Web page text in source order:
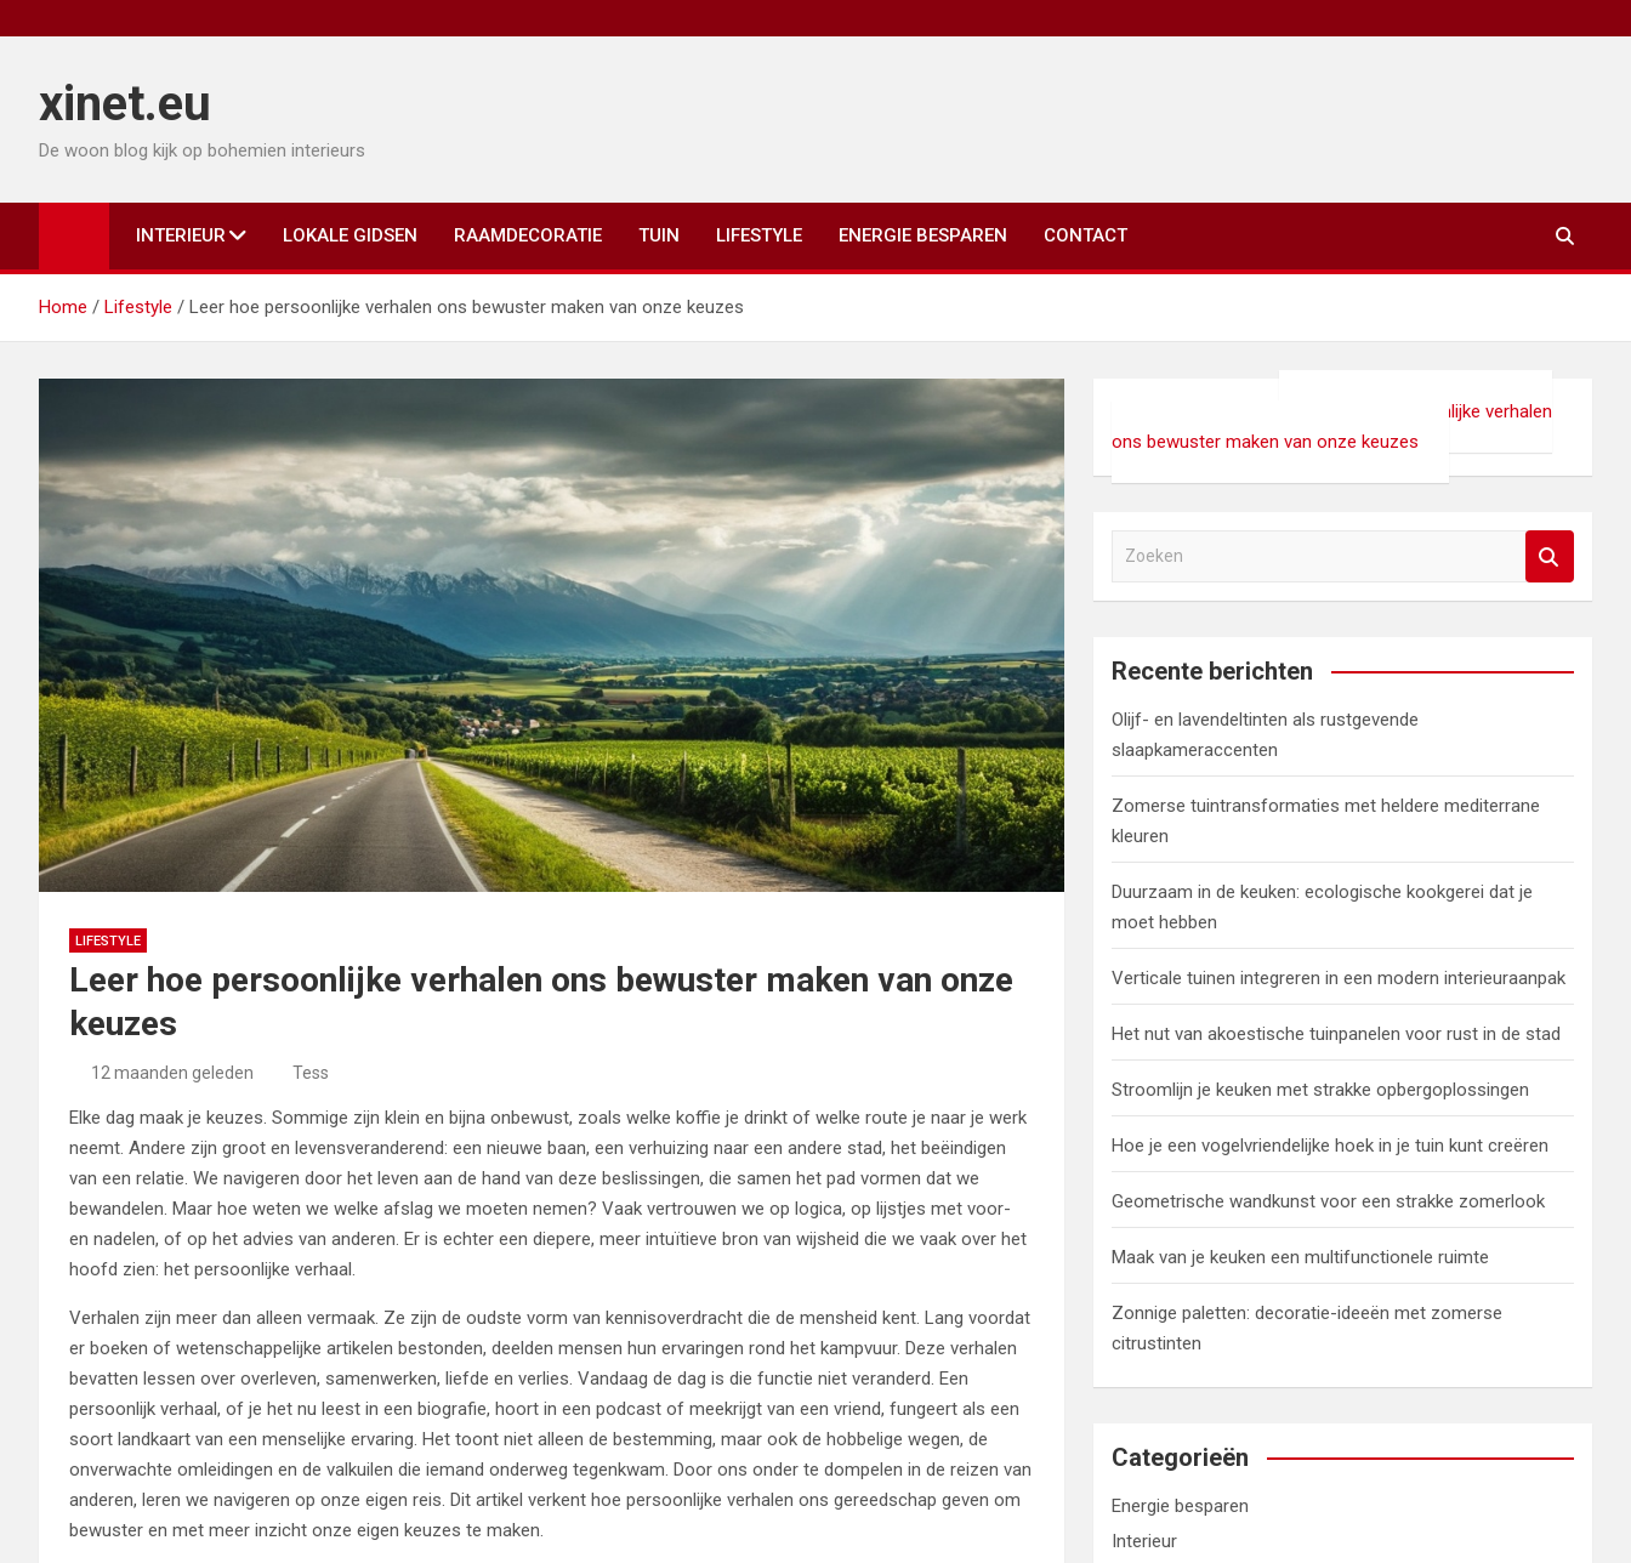
naar
inhoudxinet.eu
De woon blog kijk op bohemien interieurs
INTERIEUR LOKALE GIDSEN RAAMDECORATIE TUIN LIFESTYLE ENERGIE BESPAREN CONTACT
Home Lifestyle Leer hoe persoonlijke verhalen ons bewuster maken van onze keuzes
LIFESTYLE
Leer hoe persoonlijke verhalen ons bewuster maken van onze
keuzes
12 maanden geleden Tess
Elke dag maak je keuzes. Sommige zijn klein en bijna onbewust, zoals welke koffie je drinkt of welke route je naar je werk
neemt. Andere zijn groot en levensveranderend: een nieuwe baan, een verhuizing naar een andere stad, het beëindigen
van een relatie. We navigeren door het leven aan de hand van deze beslissingen, die samen het pad vormen dat we
bewandelen. Maar hoe weten we welke afslag we moeten nemen? Vaak vertrouwen we op logica, op lijstjes met voor-
en nadelen, of op het advies van anderen. Er is echter een diepere, meer intuïtieve bron van wijsheid die we vaak over het
hoofd zien: het persoonlijke verhaal.
Verhalen zijn meer dan alleen vermaak. Ze zijn de oudste vorm van kennisoverdracht die de mensheid kent. Lang voordat
er boeken of wetenschappelijke artikelen bestonden, deelden mensen hun ervaringen rond het kampvuur. Deze verhalen
bevatten lessen over overleven, samenwerken, liefde en verlies. Vandaag de dag is die functie niet veranderd. Een
persoonlijk verhaal, of je het nu leest in een biografie, hoort in een podcast of meekrijgt van een vriend, fungeert als een
soort landkaart van een menselijke ervaring. Het toont niet alleen de bestemming, maar ook de hobbelige wegen, de
onverwachte omleidingen en de valkuilen die iemand onderweg tegenkwam. Door ons onder te dompelen in de reizen van
anderen, leren we navigeren op onze eigen reis. Dit artikel verkent hoe persoonlijke verhalen ons gereedschap geven om
bewuster en met meer inzicht onze eigen keuzes te maken.
Leer hoe persoonlijke verhalen
ons bewuster maken van onze keuzes
e
e
Recente berichten
Olijf- en lavendeltinten als rustgevende
slaapkameraccenten
Zomerse tuintransformaties met heldere mediterrane
kleuren
Duurzaam in de keuken: ecologische kookgerei dat je
moet hebben
Verticale tuinen integreren in een modern interieuraanpak
Het nut van akoestische tuinpanelen voor rust in de stad
Stroomlijn je keuken met strakke opbergoplossingen
Hoe je een vogelvriendelijke hoek in je tuin kunt creëren
Geometrische wandkunst voor een strakke zomerlook
Maak van je keuken een multifunctionele ruimte
Zonnige paletten: decoratie-ideeën met zomerse
citrustinten
Categorieën
Energie besparen
Interieur